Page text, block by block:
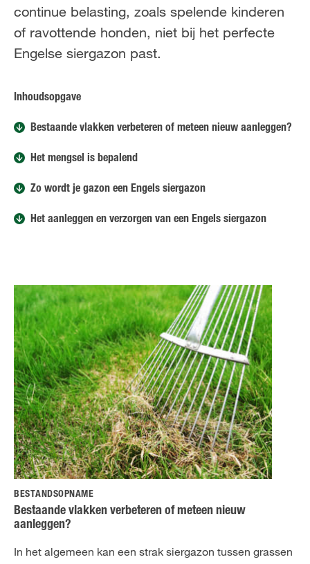
continue belasting, zoals spelende kinderen
of ravottende honden, niet bij het perfecte
Engelse siergazon past.
Inhoudsopgave
Bestaande vlakken verbeteren of meteen nieuw aanleggen?
Het mengsel is bepalend
Zo wordt je gazon een Engels siergazon
Het aanleggen en verzorgen van een Engels siergazon
BESTANDSOPNAME
Bestaande vlakken verbeteren of meteen nieuw
aanleggen?
In het algemeen kan een strak siergazon tussen grassen